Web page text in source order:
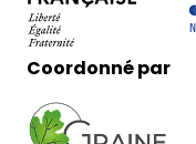
Coordonné par